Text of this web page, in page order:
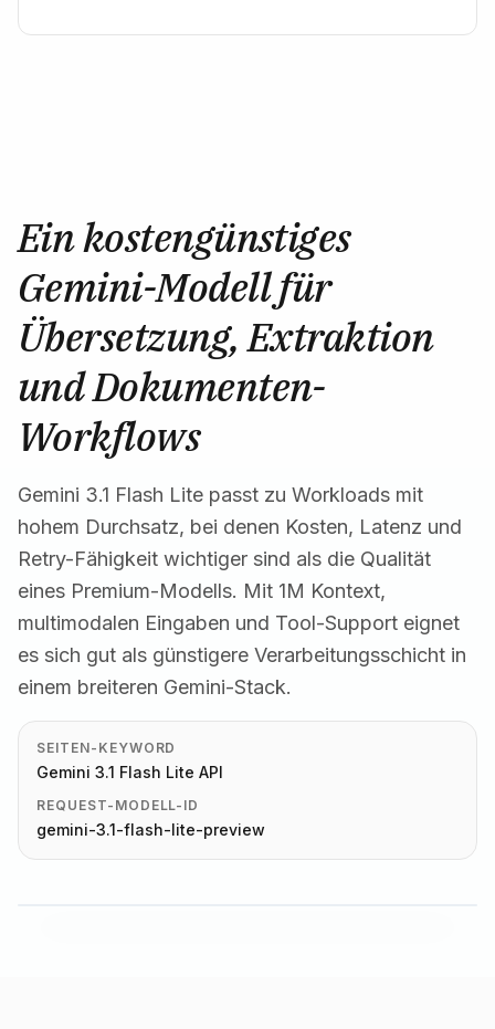
Ein kostengünstiges
Gemini-Modell für
Übersetzung, Extraktion
und Dokumenten-
Workflows
Gemini 3.1 Flash Lite passt zu Workloads mit
hohem Durchsatz, bei denen Kosten, Latenz und
Retry-Fähigkeit wichtiger sind als die Qualität
eines Premium-Modells. Mit 1M Kontext,
multimodalen Eingaben und Tool-Support eignet
es sich gut als günstigere Verarbeitungsschicht in
einem breiteren Gemini-Stack.
SEITEN-KEYWORD
Gemini 3.1 Flash Lite API
REQUEST-MODELL-ID
gemini-3.1-flash-lite-preview